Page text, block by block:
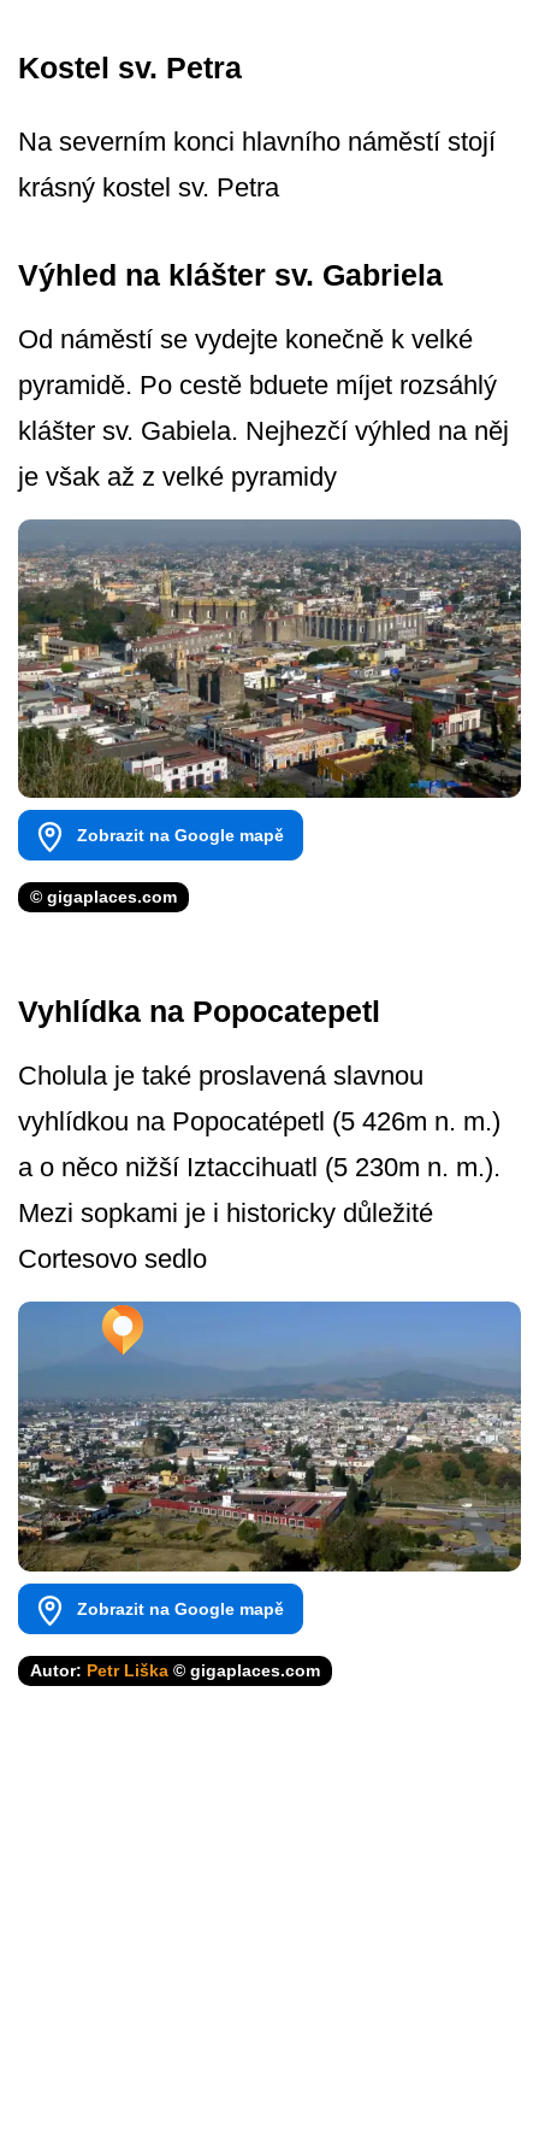
Kostel sv. Petra
Na severním konci hlavního náměstí stojí
krásný kostel sv. Petra
Výhled na klášter sv. Gabriela
Od náměstí se vydejte konečně k velké
pyramidě. Po cestě bduete míjet rozsáhlý
klášter sv. Gabiela. Nejhezčí výhled na něj
je však až z velké pyramidy
Zobrazit na Google mapě
© gigaplaces.com
Vyhlídka na Popocatepetl
Cholula je také proslavená slavnou
vyhlídkou na Popocatépetl (5 426m n. m.)
a o něco nižší Iztaccihuatl (5 230m n. m.).
Mezi sopkami je i historicky důležité
Cortesovo sedlo
Zobrazit na Google mapě
Autor: Petr Liška © gigaplaces.com